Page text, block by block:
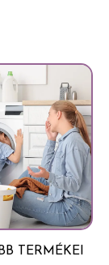
TERMÉKEI